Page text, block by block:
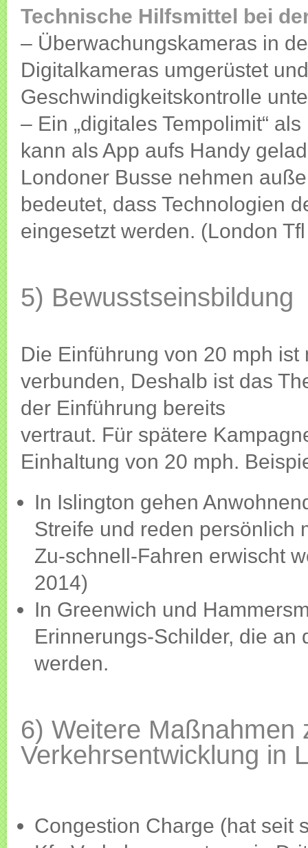
Technische Hilfsmittel bei
– Überwachungskameras in
Digitalkameras umgerüstet
Geschwindigkeitskontrolle
– Ein „digitales Tempolimit“
kann als App aufs Handy
Londoner Busse nehmen
bedeutet, dass Technologien
eingesetzt werden. (London
5) Bewusstseinsbildung
Die Einführung von 20 mph
verbunden, Deshalb ist das
der Einführung bereits
vertraut. Für spätere
Einhaltung von 20 mph.
In Islington gehen
Streife und reden persönlich
Zu-schnell-Fahren erwischt
2014)
In Greenwich und
Erinnerungs-Schilder, die
werden.
6) Weitere Maßnahmen
Verkehrsentwicklung in
Congestion Charge (hat seit